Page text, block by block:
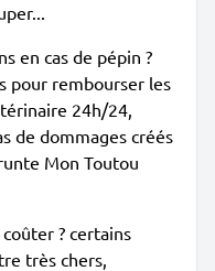
en cas de pépin ?
pour rembourser les
24h/24,
de dommages créés
Mon Toutou
? certains
très chers,